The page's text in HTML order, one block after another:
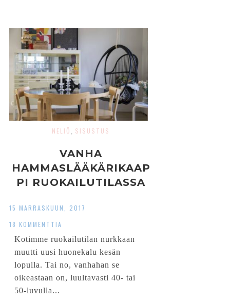
NELIÖ SISUSTUS
VANHA
HAMMASLÄÄKÄRIKAAP
PI RUOKAILUTILASSA
15 MARRASKUUN, 2017
18 KOMMENTTIA
Kotimme ruokailutilan nurkkaan
muutti uusi huonekalu kesän
lopulla. Tai no, vanhahan se
oikeastaan on, luultavasti 40- tai
50-luvulla...